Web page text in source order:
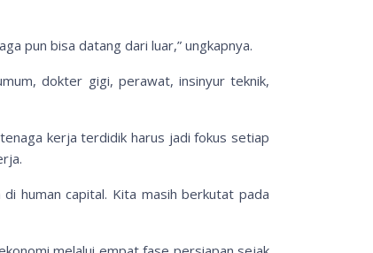
pun bisa datang dari luar,” ungkapnya.
dokter gigi, perawat, insinyur teknik,
kerja terdidik harus jadi fokus setiap
human capital. Kita masih berkutat pada